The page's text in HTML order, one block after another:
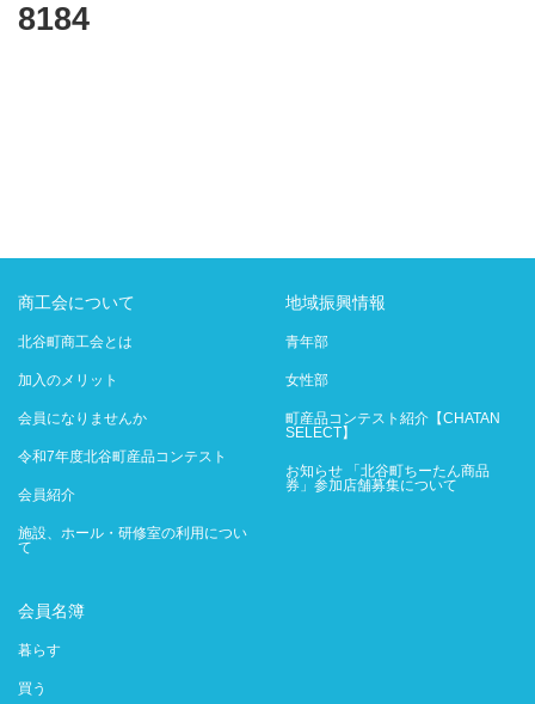
8184
商工会について
北谷町商工会とは
加入のメリット
会員になりませんか
令和7年度北谷町産品コンテスト
会員紹介
施設、ホール・研修室の利用につい
て
地域振興情報
青年部
女性部
町産品コンテスト紹介【CHATAN
SELECT】
お知らせ 「北谷町ちーたん商品
券」参加店舗募集について
会員名簿
暮らす
買う